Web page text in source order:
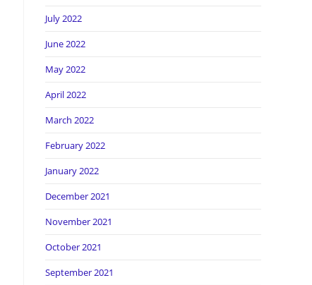
July 2022
June 2022
May 2022
April 2022
March 2022
February 2022
January 2022
December 2021
November 2021
October 2021
September 2021